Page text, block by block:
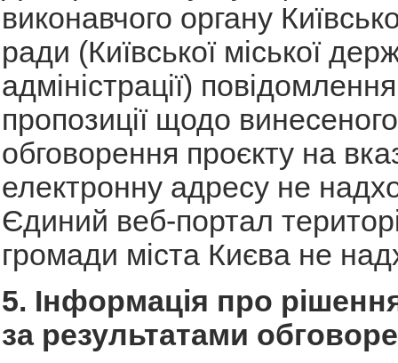
виконавчого органу
ради (Київської міської
адміністрації)
пропозиції щодо
обговорення проєкту на
електронну адресу не
Єдиний веб-портал
громади міста Києва не
5. Інформація про
за результатами